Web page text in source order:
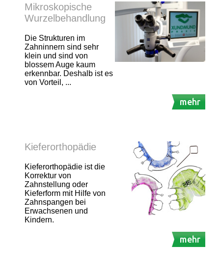
Mikroskopische
Wurzelbehandlung
Die Strukturen im
Zahninnern sind sehr
klein und sind von
blossem Auge kaum
erkennbar. Deshalb ist es
von Vorteil, ...
mehr
Kieferorthopädie
Kieferorthopädie ist die
Korrektur von
Zahnstellung oder
Kieferform mit Hilfe von
Zahnspangen bei
Erwachsenen und
Kindern.
mehr